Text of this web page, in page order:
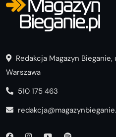
Redakcja Magazyn
Warszawa
510 175 463